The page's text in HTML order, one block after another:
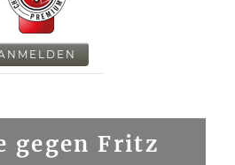
gegen Fritz